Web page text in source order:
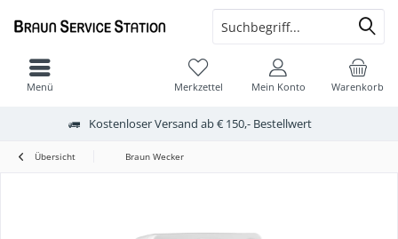
Kostenloser Versand ab € 150,- Bestellwert
Warenkorb
Merkzettel Mein Konto
Menü
Übersicht Braun Wecker